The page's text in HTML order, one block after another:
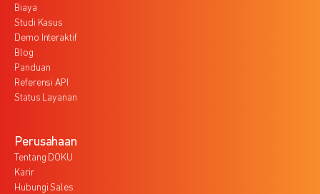
Biaya
Studi Kasus
Demo Interaktif
Blog
Panduan
Referensi API
Status Layanan
Perusahaan
Tentang DOKU
Karir
Hubungi Sales